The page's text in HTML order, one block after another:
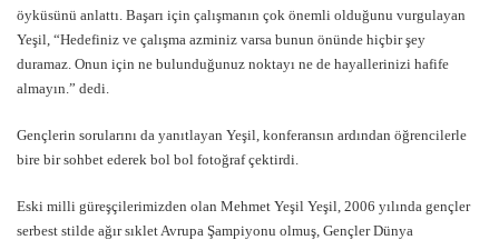
öyküsünü anlattı. Başarı için çalışmanın çok önemli olduğunu vurgulayan
Yeşil, “Hedefiniz ve çalışma azminiz varsa bunun önünde hiçbir şey
duramaz. Onun için ne bulunduğunuz noktayı ne de hayallerinizi hafife
almayın.” dedi.
Gençlerin sorularını da yanıtlayan Yeşil, konferansın ardından öğrencilerle
bire bir sohbet ederek bol bol fotoğraf çektirdi.
Eski milli güreşçilerimizden olan Mehmet Yeşil Yeşil, 2006 yılında gençler
serbest stilde ağır sıklet Avrupa Şampiyonu olmuş, Gençler Dünya